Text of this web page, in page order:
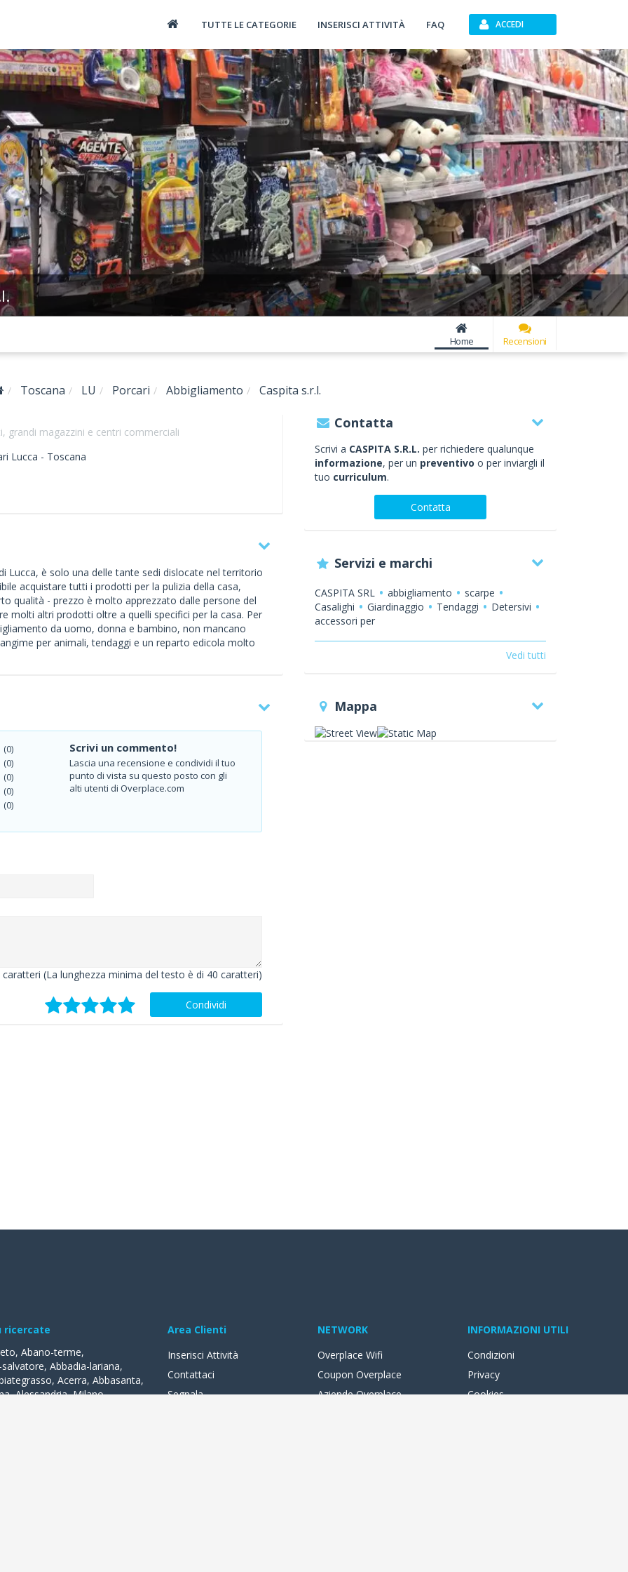
TUTTE LE CATEGORIE INSERISCI ATTIVITÀ FAQ ACCEDI
Home Recensioni
Toscana LU Porcari Abbigliamento Caspita s.r.l.
grandi magazzini e centri commerciali
Lucca - Toscana
Lucca, è solo una delle tante sedi dislocate nel territorio
acquistare tutti i prodotti per la pulizia della casa,
qualità - prezzo è molto apprezzato dalle persone del
molti altri prodotti oltre a quelli specifici per la casa. Per
da uomo, donna e bambino, non mancano
per animali, tendaggi e un reparto edicola molto
(0)
(0)
(0)
(0)
(0)
Scrivi un commento!
Lascia una recensione e condividi il tuo
punto di vista su questo posto con gli
alti utenti di Overplace.com
caratteri (La lunghezza minima del testo è di 40 caratteri)
Condividi
Contatta
Scrivi a CASPITA S.R.L. per richiedere qualunque
informazione, per un preventivo o per inviargli il
tuo curriculum.
Contatta
Servizi e marchi
CASPITA SRL abbigliamento
scarpe
Casalighi
Giardinaggio Tendaggi
Detersivi
accessori per
prodotti
ccessori per smartphone
Vedi tutti
Mappa
ricercate
, Abano-terme,
, Abbadia-lariana,
, Acerra, Abbasanta,
,Alessandria,Milano,
Area Clienti
Inserisci Attività
Contattaci
Segnala
NETWORK
Overplace Wifi
Coupon Overplace
Aziende Overplace
INFORMAZIONI UTILI
Condizioni
Privacy
Cookies